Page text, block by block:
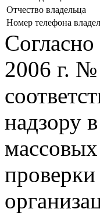
Отчество владельца
Номер телефона
2006 г.
надзору